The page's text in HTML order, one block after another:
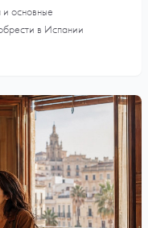
и основные
в Испании